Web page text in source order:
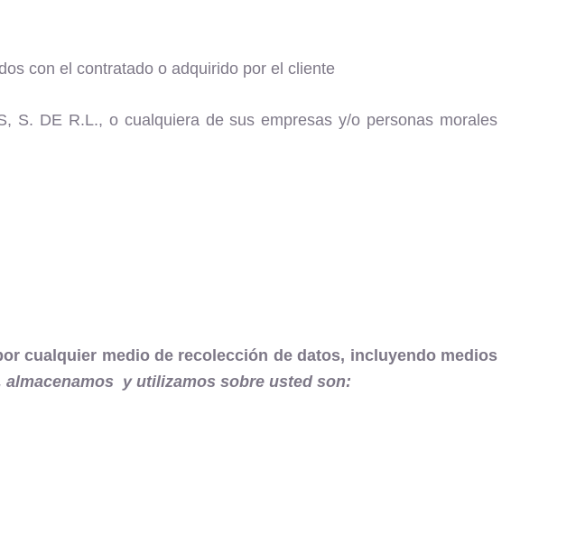
con el contratado o adquirido por el cliente
S. DE R.L., o cualquiera de sus empresas y/o personas morales
cualquier medio de recolección de datos, incluyendo medios
almacenamos y utilizamos sobre usted son: